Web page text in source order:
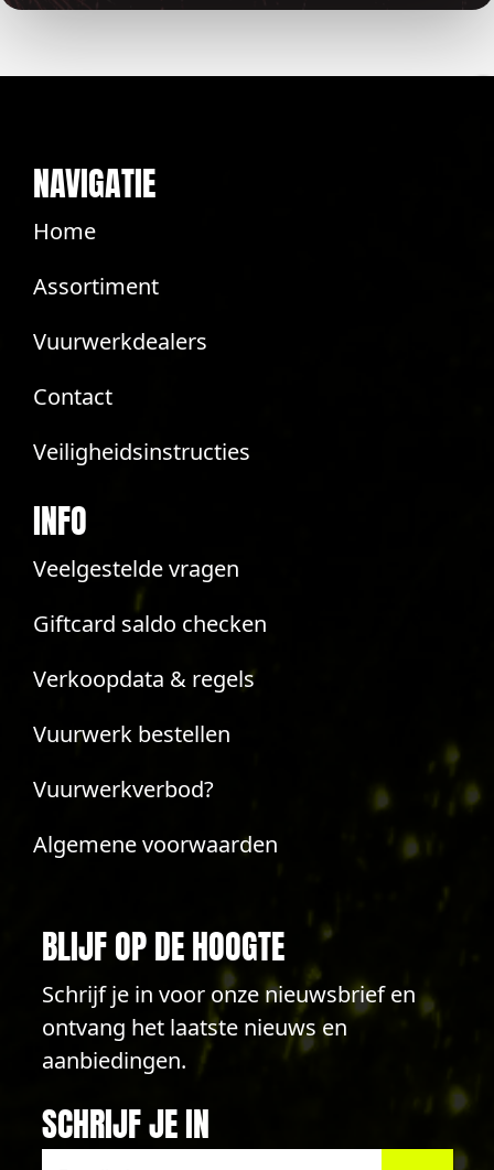
NAVIGATIE
Home
Assortiment
Vuurwerkdealers
Contact
Veiligheidsinstructies
INFO
Veelgestelde vragen
Giftcard saldo checken
Verkoopdata & regels
Vuurwerk bestellen
Vuurwerkverbod?
Algemene voorwaarden
BLIJF OP DE HOOGTE
Schrijf je in voor onze nieuwsbrief en
ontvang het laatste nieuws en
aanbiedingen.
SCHRIJF JE IN